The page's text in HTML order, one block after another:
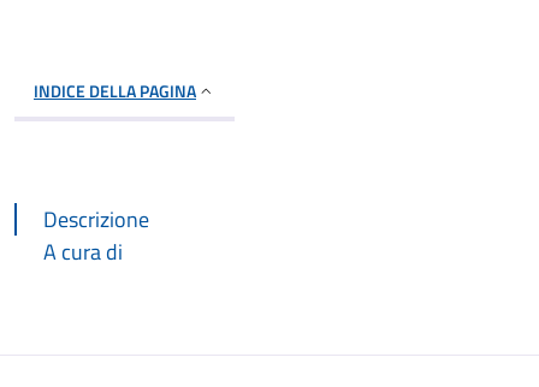
INDICE DELLA PAGINA
Descrizione
A cura di